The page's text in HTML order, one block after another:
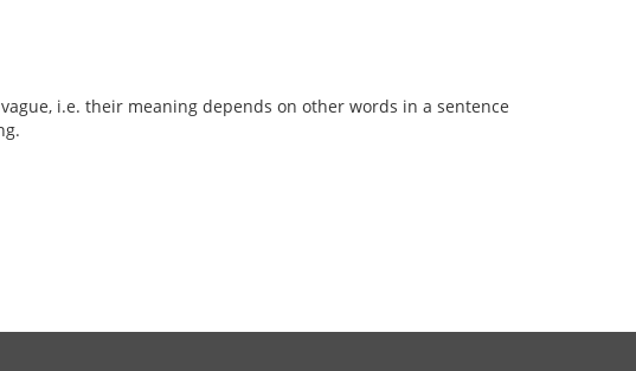
i.e. their meaning depends on other words in a sentence